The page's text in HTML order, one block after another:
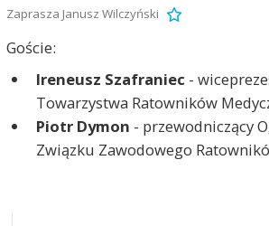
Zaprasza Janusz Wilczyński
Goście:
Ireneusz Szafraniec -
Towarzystwa Ratowników
Piotr Dymon - przewodniczący
Związku Zawodowego